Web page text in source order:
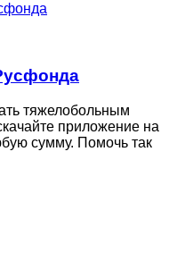
тяжелобольным
приложение на
сумму. Помочь так